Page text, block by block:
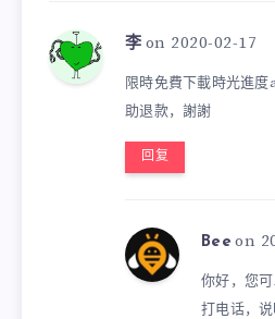
李 on 2020-02-17
限時免費下載時光進
助退款，謝謝
回复
Bee on
你好，您
打电话，